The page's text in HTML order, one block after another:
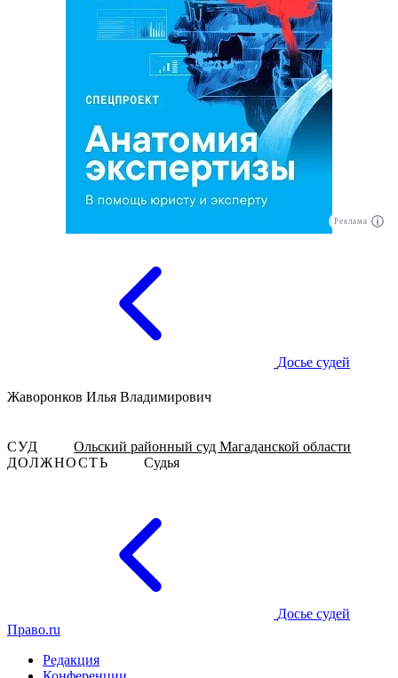
Реклама
Досье судей
Жаворонков Илья Владимирович
СУД
Ольский районный суд Магаданской области
ДОЛЖНОСТЬ
Судья
Досье судей
Право.ru
Редакция